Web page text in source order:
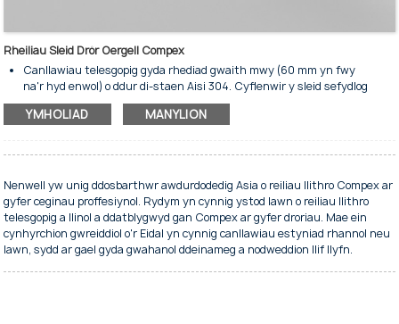
Rheiliau Sleid Drôr Oergell Compex
Canllawiau telesgopig gyda rhediad gwaith mwy (60 mm yn fwy
na'r hyd enwol) o ddur di-staen Aisi 304. Cyflenwir y sleid sefydlog
mewn dau fersiwn:
clymu i'r darn o ddodrefn gyda sgriwiau neu rifedau (Rhif
clymu i'r darn o ddodrefn gyda bachynnau (Rhif rhan GT015).
gynnal llwyth y droriau.
Mae'r pinnau pêl wedi'u gwneud o ddur di-staen. System i hwyluso
dychwelyd y drôr ac i'w gadw ar gau.
Ar gael mewn gwahanol hydau i fodloni'r gofynion mwyaf amrywiol.
Mae hydau arbennig y tu allan i'r safon ar gael ar gais.
YMHOLIAD MANYLION
Nenwell yw unig ddosbarthwr awdurdodedig Asia o reiliau llithro Compex ar
gyfer ceginau proffesiynol. Rydym yn cynnig ystod lawn o reiliau llithro
telesgopig a llinol a ddatblygwyd gan Compex ar gyfer droriau. Mae ein
cynhyrchion gwreiddiol o'r Eidal yn cynnig canllawiau estyniad rhannol neu
lawn, sydd ar gael gyda gwahanol ddeinameg a nodweddion llif llyfn.